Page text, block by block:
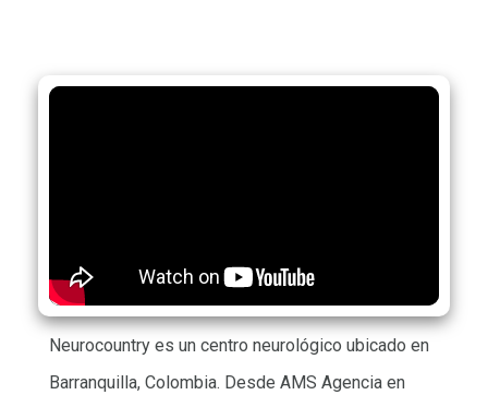
Neurocountry es un centro neurológico ubicado en
Barranquilla, Colombia. Desde AMS Agencia en